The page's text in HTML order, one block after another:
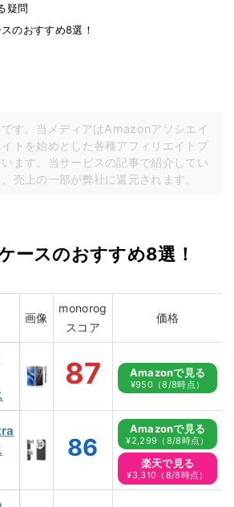
疑問
のおすすめ8選！
す。当メディアはAmazonアソシエイ
トを始めとした各種アフィリエイトプ
ます。当サービスの記事で紹介してい
売上の一部が弊社に還元されます。
ースのおすすめ8選！
画像
monorog
スコア
価格
87 Amazonで見る
¥950（8/8時点）
86
Amazonで見る
¥2,299（8/8時点）
楽天で見る
¥3,310（8/8時点）